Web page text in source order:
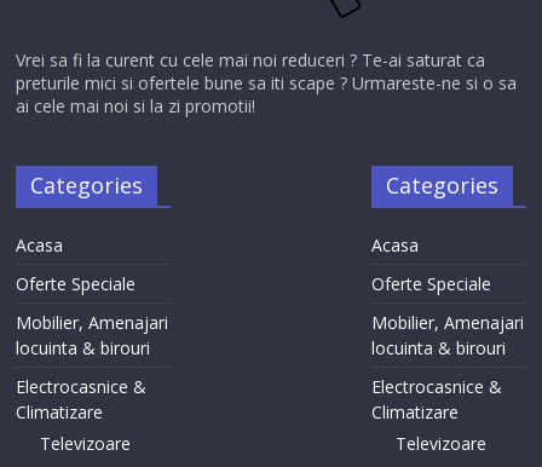
Vrei sa fi la curent cu cele mai noi reduceri ? Te-ai saturat ca
preturile mici si ofertele bune sa iti scape ? Urmareste-ne si o sa
ai cele mai noi si la zi promotii!
Categories
Acasa
Oferte Speciale
Mobilier, Amenajari
locuinta & birouri
Electrocasnice &
Climatizare
Televizoare
Categories
Acasa
Oferte Speciale
Mobilier, Amenajari
locuinta & birouri
Electrocasnice &
Climatizare
Televizoare